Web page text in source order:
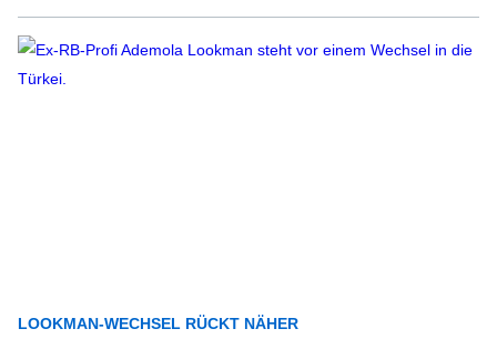
LOOKMAN-WECHSEL RÜCKT NÄHER